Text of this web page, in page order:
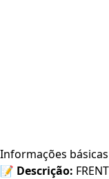
Informações
📝 Descrição: